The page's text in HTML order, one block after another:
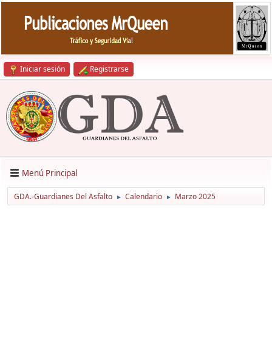
Iniciar sesión Registrarse
Menú Principal
GDA.-Guardianes Del Asfalto ► Calendario ► Marzo 2025